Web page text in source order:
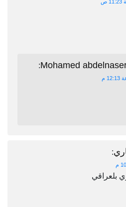
Mohamed
:
:
بلعراقي